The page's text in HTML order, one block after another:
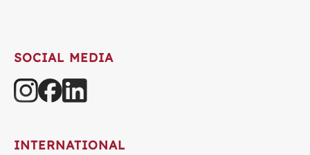
SOCIAL MEDIA
INTERNATIONAL